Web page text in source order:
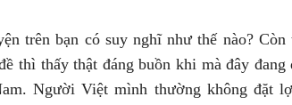
trên bạn có suy nghĩ như thế nào?
thì thấy thật đáng buồn khi mà đây
Người Việt mình thường không đặt